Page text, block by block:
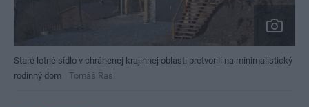
Staré letné sídlo v chránenej krajinnej oblasti pretvorili na minimalistický
rodinný dom
Tomáš Rasl